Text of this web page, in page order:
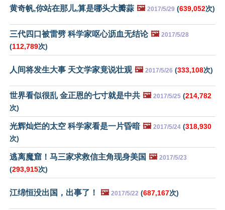
黄奇帆,你站在那儿,算是哪头大瓣蒜 🖼️ 2017/5/29 (639,052次)
三代四口被雷劈 科学家呕心沥血无结论 🖼️ 2017/5/28
(112,789次)
人间将发生大事 天文学家竟说壮观 🖼️ 2017/5/26 (333,108次)
世界看似很乱 金正恩的七寸就是中共 🖼️ 2017/5/25 (214,782
次)
光辉灿烂的太空 科学家看是一片昏暗 🖼️ 2017/5/24 (318,930
次)
逃离魔窟！马三家求救信主角现身美国 🖼️ 2017/5/23
(293,915次)
江绵恒没出国，出事了！ 🖼️ 2017/5/22 (687,167次)